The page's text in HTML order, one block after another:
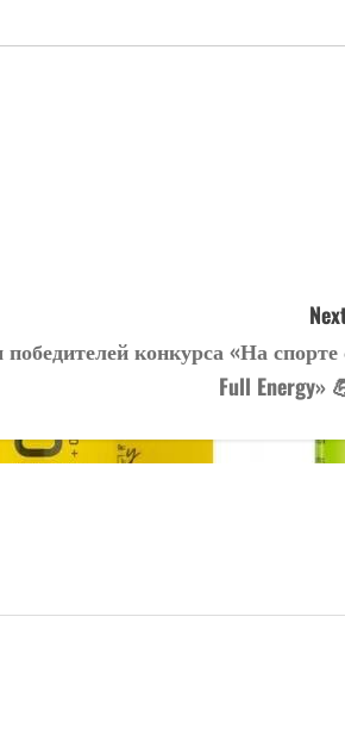
конкурса «На спорте
Full Energy»